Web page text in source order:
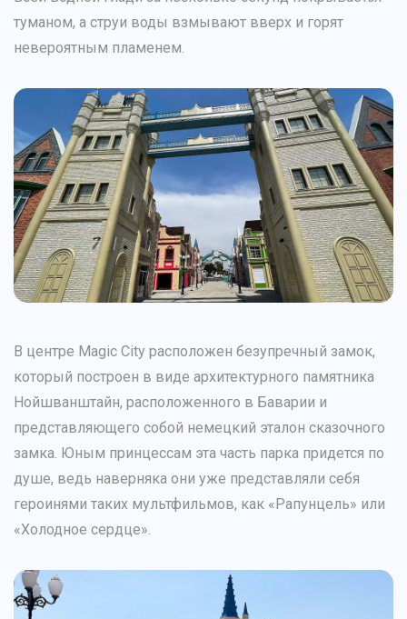
туманом, а струи воды взмывают вверх и горят
невероятным пламенем.
В центре Magic City расположен безупречный замок,
который построен в виде архитектурного памятника
Нойшванштайн, расположенного в Баварии и
представляющего собой немецкий эталон сказочного
замка. Юным принцессам эта часть парка придется по
душе, ведь наверняка они уже представляли себя
героинями таких мультфильмов, как «Рапунцель» или
«Холодное сердце».